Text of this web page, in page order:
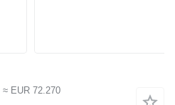
≈ EUR 72.270